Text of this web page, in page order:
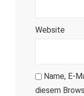
Website
Name, E-
diesem